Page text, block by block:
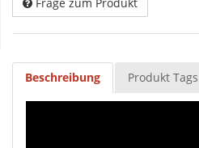
Beschreibung Produkt Tags